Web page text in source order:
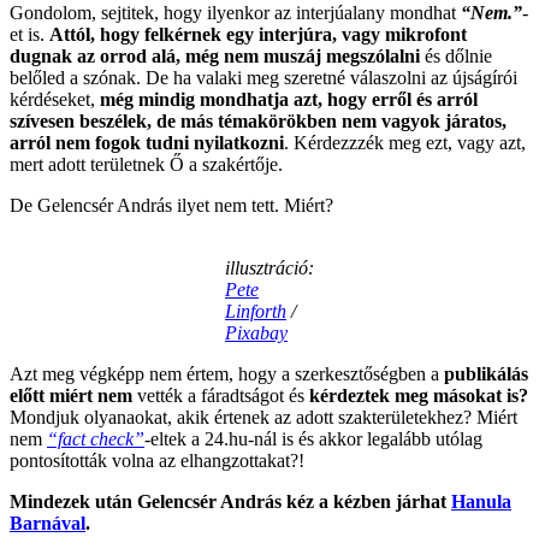
Gondolom, sejtitek, hogy ilyenkor az interjúalany mondhat “Nem.”-
et is. Attól, hogy felkérnek egy interjúra, vagy mikrofont
dugnak az orrod alá, még nem muszáj megszólalni és dőlnie
belőled a szónak. De ha valaki meg szeretné válaszolni az újságírói
kérdéseket, még mindig mondhatja azt, hogy erről és arról
szívesen beszélek, de más témakörökben nem vagyok járatos,
arról nem fogok tudni nyilatkozni. Kérdezzzék meg ezt, vagy azt,
mert adott területnek Ő a szakértője.
De Gelencsér András ilyet nem tett. Miért?
illusztráció:
Pete
Linforth /
Pixabay
Azt meg végképp nem értem, hogy a szerkesztőségben a publikálás
előtt miért nem vették a fáradtságot és kérdeztek meg másokat is?
Mondjuk olyanaokat, akik értenek az adott szakterületekhez? Miért
nem “fact check”-eltek a 24.hu-nál is és akkor legalább utólag
pontosították volna az elhangzottakat?!
Mindezek után Gelencsér András kéz a kézben járhat Hanula
Barnával.